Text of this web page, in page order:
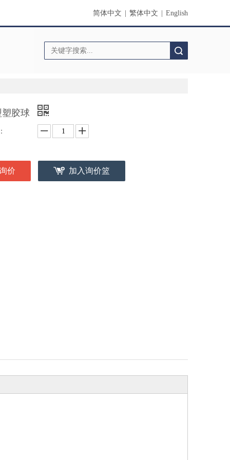
简体中文 繁体中文 English
胶球
价 加入询价篮